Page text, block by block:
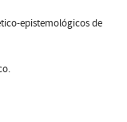
epistemológicos de